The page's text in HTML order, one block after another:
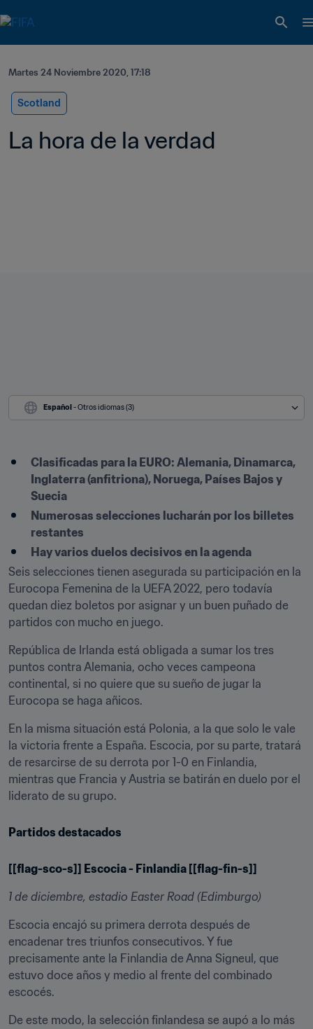
Martes 24 Noviembre 2020, 17:18
Scotland
La hora de la verdad
Español - Otros idiomas (3)
Clasificadas para la EURO: Alemania, Dinamarca,
Inglaterra (anfitriona), Noruega, Países Bajos y
Suecia
Numerosas selecciones lucharán por los billetes
restantes
Hay varios duelos decisivos en la agenda
Seis selecciones tienen asegurada su participación en la
Eurocopa Femenina de la UEFA 2022, pero todavía
quedan diez boletos por asignar y un buen puñado de
partidos con mucho en juego.
República de Irlanda está obligada a sumar los tres
puntos contra Alemania, ocho veces campeona
continental, si no quiere que su sueño de jugar la
Eurocopa se haga añicos.
En la misma situación está Polonia, a la que solo le vale
la victoria frente a España. Escocia, por su parte, tratará
de resarcirse de su derrota por 1-0 en Finlandia,
mientras que Francia y Austria se batirán en duelo por el
liderato de su grupo.
Partidos destacados
[[flag-sco-s]] Escocia - Finlandia [[flag-fin-s]]
1 de diciembre, estadio Easter Road (Edimburgo)
Escocia encajó su primera derrota después de
encadenar tres triunfos consecutivos. Y fue
precisamente ante la Finlandia de Anna Signeul, que
estuvo doce años y medio al frente del combinado
escocés.
De este modo, la selección finlandesa se aupó a lo más